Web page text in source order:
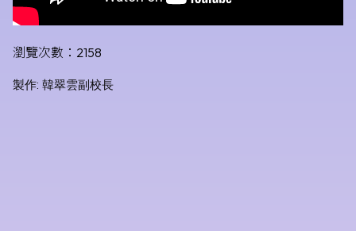
瀏覽次數：2158
製作: 韓翠雲副校長